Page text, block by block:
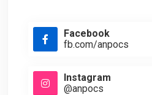
Facebook
fb.com/anpocs
Instagram
@anpocs